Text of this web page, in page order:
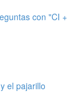
con "CI +
el pajarillo